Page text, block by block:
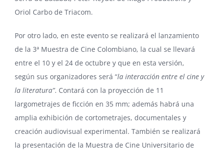
Oriol Carbo de Triacom.
Por otro lado, en este evento se realizará el lanzamiento
de la 3ª Muestra de Cine Colombiano, la cual se llevará
entre el 10 y el 24 de octubre y que en esta versión,
según sus organizadores será “la interacción entre el cine y
la literatura”. Contará con la proyección de 11
largometrajes de ficción en 35 mm; además habrá una
amplia exhibición de cortometrajes, documentales y
creación audiovisual experimental. También se realizará
la presentación de la Muestra de Cine Universitario de